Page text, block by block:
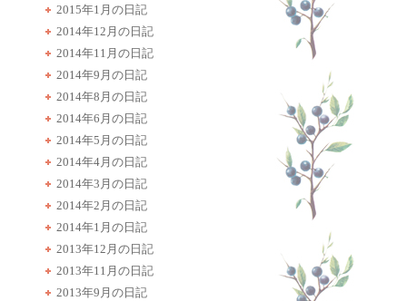
2015年1月の日記
2014年12月の日記
2014年11月の日記
2014年9月の日記
2014年8月の日記
2014年6月の日記
2014年5月の日記
2014年4月の日記
2014年3月の日記
2014年2月の日記
2014年1月の日記
2013年12月の日記
2013年11月の日記
2013年9月の日記